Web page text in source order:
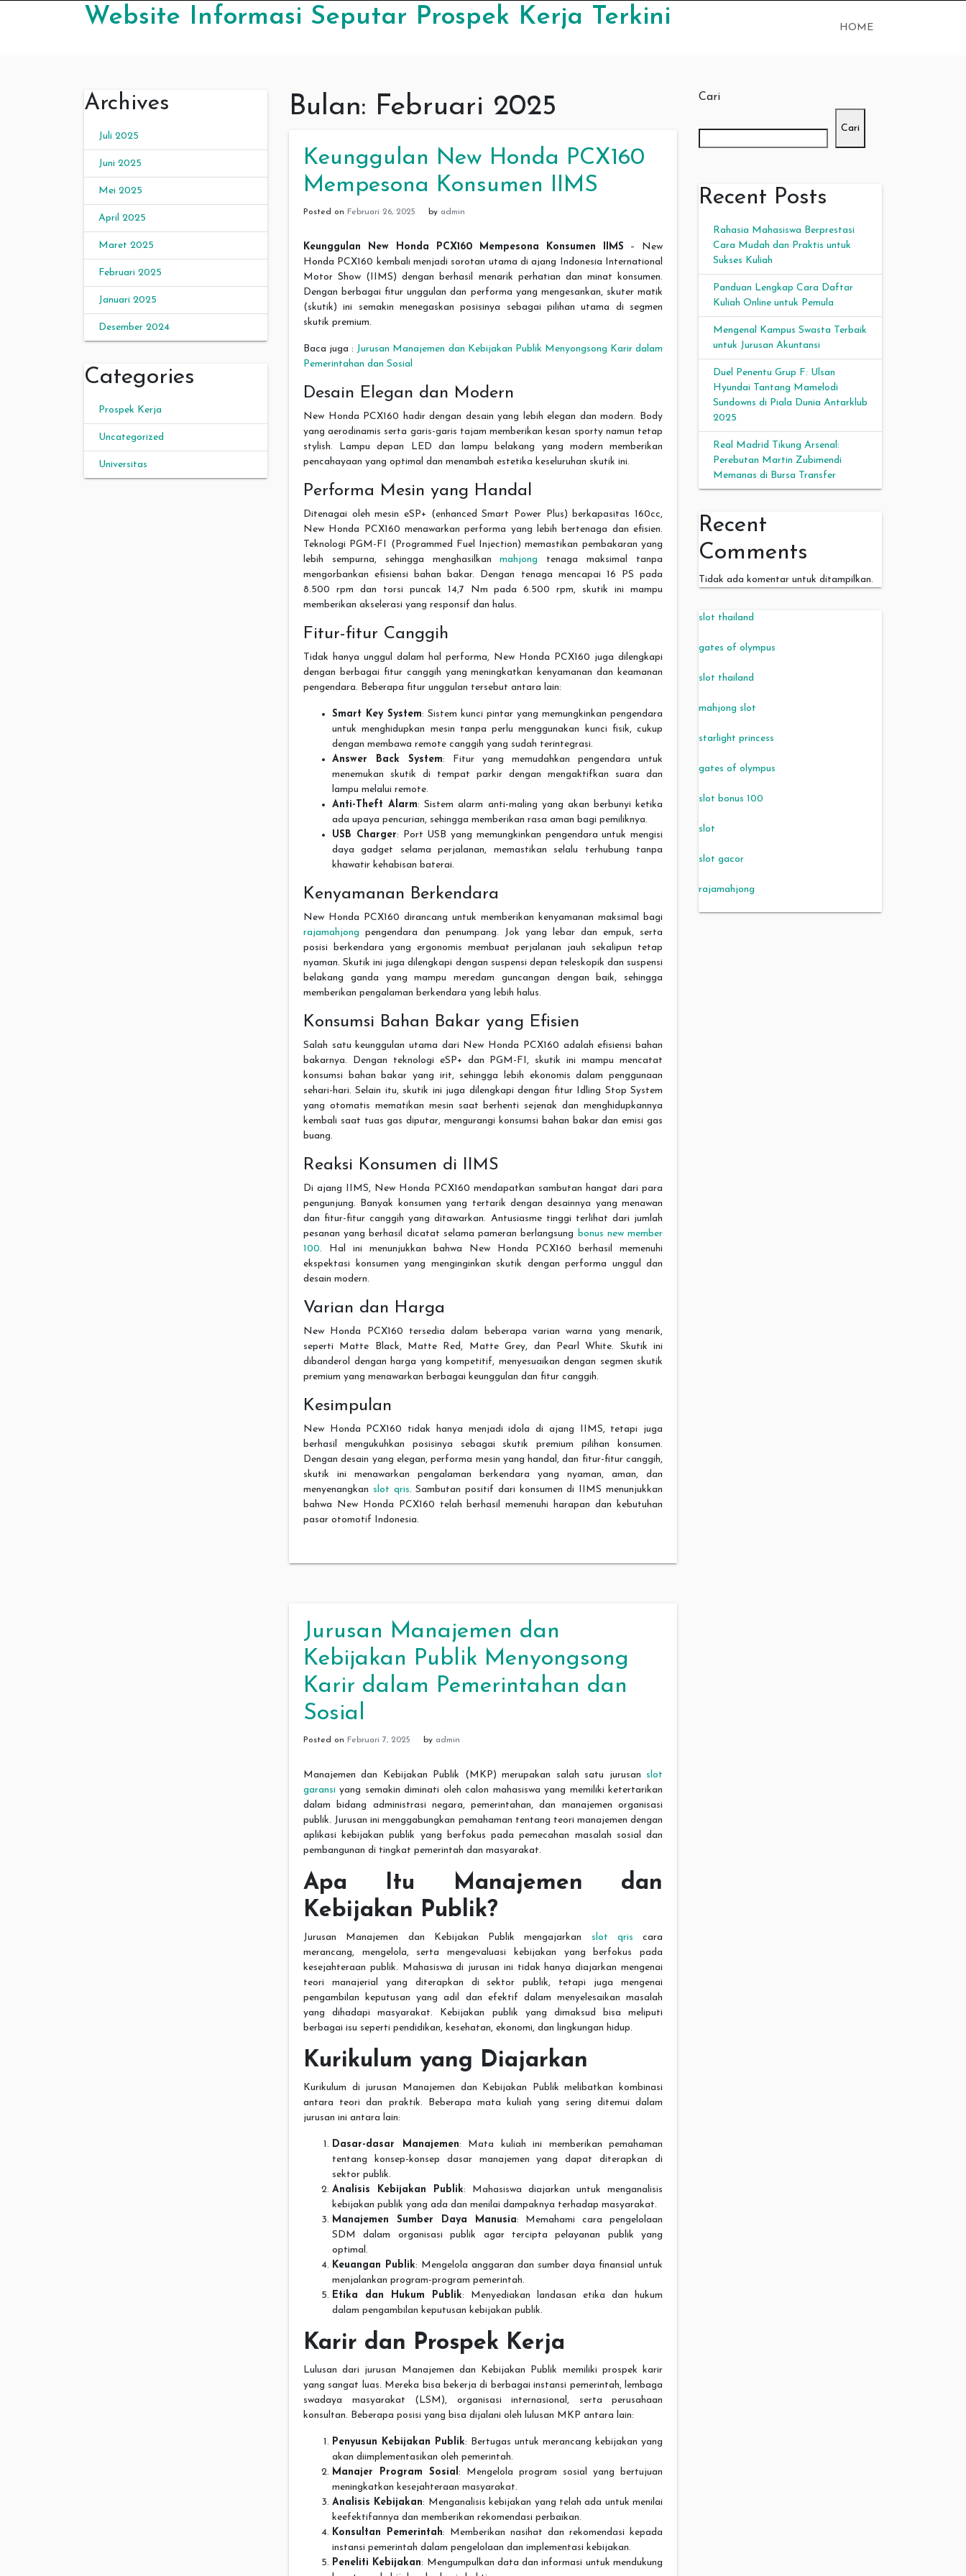
Website Informasi Seputar Prospek Kerja Terkini HOME
Archives
Juli 2025
Juni 2025
Mei 2025
April 2025
Maret 2025
Februari 2025
Januari 2025
Desember 2024
Categories
Prospek Kerja
Uncategorized
Universitas
Bulan: Februari 2025
Keunggulan New Honda PCX160
Mempesona Konsumen IIMS
Posted on Februari 26, 2025 by admin
Keunggulan New Honda PCX160 Mempesona Konsumen IIMS – New
Honda PCX160 kembali menjadi sorotan utama di ajang Indonesia International
Motor Show (IIMS) dengan berhasil menarik perhatian dan minat konsumen.
Dengan berbagai fitur unggulan dan performa yang mengesankan, skuter matik
(skutik) ini semakin menegaskan posisinya sebagai pilihan utama di segmen
skutik premium.
Baca juga : Jurusan Manajemen dan Kebijakan Publik Menyongsong Karir dalam
Pemerintahan dan Sosial
Desain Elegan dan Modern
New Honda PCX160 hadir dengan desain yang lebih elegan dan modern. Body
yang aerodinamis serta garis-garis tajam memberikan kesan sporty namun tetap
stylish. Lampu depan LED dan lampu belakang yang modern memberikan
pencahayaan yang optimal dan menambah estetika keseluruhan skutik ini.
Performa Mesin yang Handal
Ditenagai oleh mesin eSP+ (enhanced Smart Power Plus) berkapasitas 160cc,
New Honda PCX160 menawarkan performa yang lebih bertenaga dan efisien.
Teknologi PGM-FI (Programmed Fuel Injection) memastikan pembakaran yang
lebih sempurna, sehingga menghasilkanmahjong tenaga maksimal tanpa
mengorbankan efisiensi bahan bakar. Dengan tenaga mencapai 16 PS pada
8.500 rpm dan torsi puncak 14,7 Nm pada 6.500 rpm, skutik ini mampu
memberikan akselerasi yang responsif dan halus.
Fitur-fitur Canggih
Tidak hanya unggul dalam hal performa, New Honda PCX160 juga dilengkapi
dengan berbagai fitur canggih yang meningkatkan kenyamanan dan keamanan
pengendara. Beberapa fitur unggulan tersebut antara lain:
Smart Key System: Sistem kunci pintar yang memungkinkan pengendara
untuk menghidupkan mesin tanpa perlu menggunakan kunci fisik, cukup
dengan membawa remote canggih yang sudah terintegrasi.
Answer Back System: Fitur yang memudahkan pengendara untuk
menemukan skutik di tempat parkir dengan mengaktifkan suara dan
lampu melalui remote.
Anti-Theft Alarm: Sistem alarm anti-maling yang akan berbunyi ketika
ada upaya pencurian, sehingga memberikan rasa aman bagi pemiliknya.
USB Charger: Port USB yang memungkinkan pengendara untuk mengisi
daya gadget selama perjalanan, memastikan selalu terhubung tanpa
khawatir kehabisan baterai.
Kenyamanan Berkendara
New Honda PCX160 dirancang untuk memberikan kenyamanan maksimal bagi
rajamahjong pengendara dan penumpang. Jok yang lebar dan empuk, serta
posisi berkendara yang ergonomis membuat perjalanan jauh sekalipun tetap
nyaman. Skutik ini juga dilengkapi dengan suspensi depan teleskopik dan suspensi
belakang ganda yang mampu meredam guncangan dengan baik, sehingga
memberikan pengalaman berkendara yang lebih halus.
Konsumsi Bahan Bakar yang Efisien
Salah satu keunggulan utama dari New Honda PCX160 adalah efisiensi bahan
bakarnya. Dengan teknologi eSP+ dan PGM-FI, skutik ini mampu mencatat
konsumsi bahan bakar yang irit, sehingga lebih ekonomis dalam penggunaan
sehari-hari. Selain itu, skutik ini juga dilengkapi dengan fitur Idling Stop System
yang otomatis mematikan mesin saat berhenti sejenak dan menghidupkannya
kembali saat tuas gas diputar, mengurangi konsumsi bahan bakar dan emisi gas
buang.
Reaksi Konsumen di IIMS
Di ajang IIMS, New Honda PCX160 mendapatkan sambutan hangat dari para
pengunjung. Banyak konsumen yang tertarik dengan desainnya yang menawan
dan fitur-fitur canggih yang ditawarkan. Antusiasme tinggi terlihat dari jumlah
pesanan yang berhasil dicatat selama pameran berlangsung bonus new member
100. Hal ini menunjukkan bahwa New Honda PCX160 berhasil memenuhi
ekspektasi konsumen yang menginginkan skutik dengan performa unggul dan
desain modern.
Varian dan Harga
New Honda PCX160 tersedia dalam beberapa varian warna yang menarik,
seperti Matte Black, Matte Red, Matte Grey, dan Pearl White. Skutik ini
dibanderol dengan harga yang kompetitif, menyesuaikan dengan segmen skutik
premium yang menawarkan berbagai keunggulan dan fitur canggih.
Kesimpulan
New Honda PCX160 tidak hanya menjadi idola di ajang IIMS, tetapi juga
berhasil mengukuhkan posisinya sebagai skutik premium pilihan konsumen.
Dengan desain yang elegan, performa mesin yang handal, dan fitur-fitur canggih,
skutik ini menawarkan pengalaman berkendara yang nyaman, aman, dan
menyenangkan slot qris. Sambutan positif dari konsumen di IIMS menunjukkan
bahwa New Honda PCX160 telah berhasil memenuhi harapan dan kebutuhan
pasar otomotif Indonesia.
Jurusan Manajemen dan
Kebijakan Publik Menyongsong
Karir dalam Pemerintahan dan
Sosial
Posted on Februari 7, 2025 by admin
Manajemen dan Kebijakan Publik (MKP) merupakan salah satu jurusan slot
garansi yang semakin diminati oleh calon mahasiswa yang memiliki ketertarikan
dalam bidang administrasi negara, pemerintahan, dan manajemen organisasi
publik. Jurusan ini menggabungkan pemahaman tentang teori manajemen dengan
aplikasi kebijakan publik yang berfokus pada pemecahan masalah sosial dan
pembangunan di tingkat pemerintah dan masyarakat.
Apa Itu Manajemen dan
Kebijakan Publik?
Jurusan Manajemen dan Kebijakan Publik mengajarkan slot qris cara
merancang, mengelola, serta mengevaluasi kebijakan yang berfokus pada
kesejahteraan publik. Mahasiswa di jurusan ini tidak hanya diajarkan mengenai
teori manajerial yang diterapkan di sektor publik, tetapi juga mengenai
pengambilan keputusan yang adil dan efektif dalam menyelesaikan masalah
yang dihadapi masyarakat. Kebijakan publik yang dimaksud bisa meliputi
berbagai isu seperti pendidikan, kesehatan, ekonomi, dan lingkungan hidup.
Kurikulum yang Diajarkan
Kurikulum di jurusan Manajemen dan Kebijakan Publik melibatkan kombinasi
antara teori dan praktik. Beberapa mata kuliah yang sering ditemui dalam
jurusan ini antara lain:
Dasar-dasar Manajemen: Mata kuliah ini memberikan pemahaman
tentang konsep-konsep dasar manajemen yang dapat diterapkan di
sektor publik.
Analisis Kebijakan Publik: Mahasiswa diajarkan untuk menganalisis
kebijakan publik yang ada dan menilai dampaknya terhadap masyarakat.
Manajemen Sumber Daya Manusia: Memahami cara pengelolaan
SDM dalam organisasi publik agar tercipta pelayanan publik yang
optimal.
Keuangan Publik: Mengelola anggaran dan sumber daya finansial untuk
menjalankan program-program pemerintah.
Etika dan Hukum Publik: Menyediakan landasan etika dan hukum
dalam pengambilan keputusan kebijakan publik.
Karir dan Prospek Kerja
Lulusan dari jurusan Manajemen dan Kebijakan Publik memiliki prospek karir
yang sangat luas. Mereka bisa bekerja di berbagai instansi pemerintah, lembaga
swadaya masyarakat (LSM), organisasi internasional, serta perusahaan
konsultan. Beberapa posisi yang bisa dijalani oleh lulusan MKP antara lain:
Penyusun Kebijakan Publik: Bertugas untuk merancang kebijakan yang
akan diimplementasikan oleh pemerintah.
Manajer Program Sosial : Mengelola program sosial yang bertujuan
meningkatkan kesejahteraan masyarakat.
Analisis Kebijakan: Menganalisis kebijakan yang telah ada untuk menilai
keefektifannya dan memberikan rekomendasi perbaikan.
Konsultan Pemerintah: Memberikan nasihat dan rekomendasi kepada
instansi pemerintah dalam pengelolaan dan implementasi kebijakan.
Peneliti Kebijakan: Mengumpulkan data dan informasi untuk mendukung
Cari
Cari
Recent Posts
Rahasia Mahasiswa Berprestasi
Cara Mudah dan Praktis untuk
Sukses Kuliah
Panduan Lengkap Cara Daftar
Kuliah Online untuk Pemula
Mengenal Kampus Swasta Terbaik
untuk Jurusan Akuntansi
Duel Penentu Grup F: Ulsan
Hyundai Tantang Mamelodi
Sundowns di Piala Dunia Antarklub
2025
Real Madrid Tikung Arsenal:
Perebutan Martin Zubimendi
Memanas di Bursa Transfer
Recent
Comments
Tidak ada komentar untuk ditampilkan.
slot thailand
gates of olympus
slot thailand
mahjong slot
starlight princess
gates of olympus
slot bonus 100
slot
slot gacor
rajamahjong